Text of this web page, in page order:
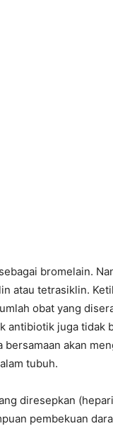
bromelain.
atau tetrasiklin.
obat yang
antibiotik juga tidak
akan
tubuh.
diresepkan
pembekuan